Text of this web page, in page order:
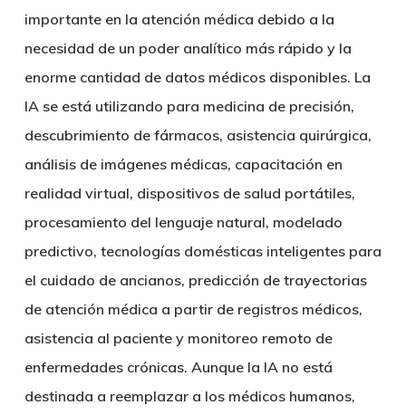
importante en la atención médica debido a la
necesidad de un poder analítico más rápido y la
enorme cantidad de datos médicos disponibles. La
IA se está utilizando para medicina de precisión,
descubrimiento de fármacos, asistencia quirúrgica,
análisis de imágenes médicas, capacitación en
realidad virtual, dispositivos de salud portátiles,
procesamiento del lenguaje natural, modelado
predictivo, tecnologías domésticas inteligentes para
el cuidado de ancianos, predicción de trayectorias
de atención médica a partir de registros médicos,
asistencia al paciente y monitoreo remoto de
enfermedades crónicas. Aunque la IA no está
destinada a reemplazar a los médicos humanos,